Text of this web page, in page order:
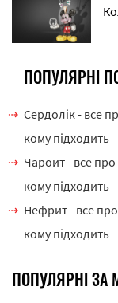
ПОПУЛЯРНІ
Сердолік - все
кому підходить
Чароит - все
кому підходить
Нефрит - все
кому підходить
ПОПУЛЯРНІ ЗА